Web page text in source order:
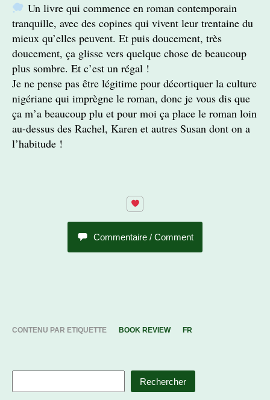
Un livre qui commence en roman contemporain
tranquille, avec des copines qui vivent leur trentaine du
mieux qu’elles peuvent. Et puis doucement, très
doucement, ça glisse vers quelque chose de beaucoup
plus sombre. Et c’est un régal !
Je ne pense pas être légitime pour décortiquer la culture
nigériane qui imprègne le roman, donc je vous dis que
ça m’a beaucoup plu et pour moi ça place le roman loin
au-dessus des Rachel, Karen et autres Susan dont on a
l’habitude !
Commentaire / Comment
CONTENU PAR ETIQUETTE BOOK REVIEW FR
Rechercher